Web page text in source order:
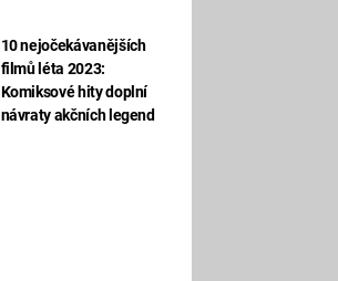
10 nejočekávanějších
filmů léta 2023:
Komiksové hity doplní
návraty akčních legend